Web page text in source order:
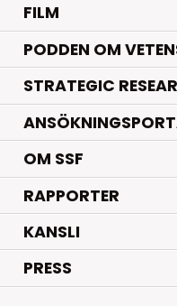
FILM
PODDEN OM
STRATEGIC
OM SSF
RAPPORTER
KANSLI
PRESS